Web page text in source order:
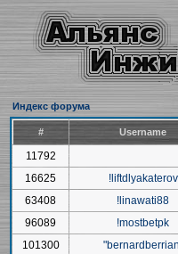
Индекс форума
# Username
11792
16625
!liftdlyakaterov
63408
!linawati88
96089
!mostbetpk
101300